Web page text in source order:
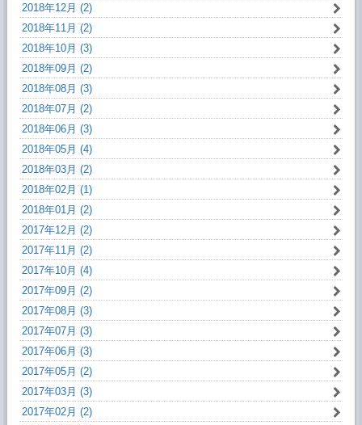
2018年12月 (2)
2018年11月 (2)
2018年10月 (3)
2018年09月 (2)
2018年08月 (3)
2018年07月 (2)
2018年06月 (3)
2018年05月 (4)
2018年03月 (2)
2018年02月 (1)
2018年01月 (2)
2017年12月 (2)
2017年11月 (2)
2017年10月 (4)
2017年09月 (2)
2017年08月 (3)
2017年07月 (3)
2017年06月 (3)
2017年05月 (2)
2017年03月 (3)
2017年02月 (2)